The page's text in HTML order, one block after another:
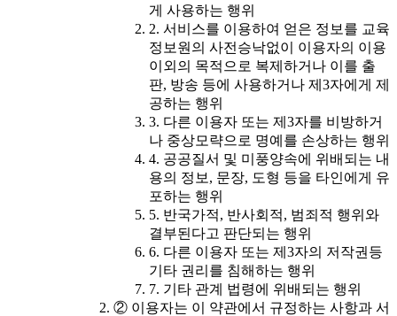
게 사용하는 행위
2. 서비스를 이용하여 얻은 정보를 교육
정보원의 사전승낙없이 이용자의 이용
이외의 목적으로 복제하거나 이를 출
판, 방송 등에 사용하거나 제3자에게 제
공하는 행위
3. 다른 이용자 또는 제3자를 비방하거
나 중상모략으로 명예를 손상하는 행위
4. 공공질서 및 미풍양속에 위배되는 내
용의 정보, 문장, 도형 등을 타인에게 유
포하는 행위
5. 반국가적, 반사회적, 범죄적 행위와
결부된다고 판단되는 행위
6. 다른 이용자 또는 제3자의 저작권등
기타 권리를 침해하는 행위
7. 기타 관계 법령에 위배되는 행위
② 이용자는 이 약관에서 규정하는 사항과 서